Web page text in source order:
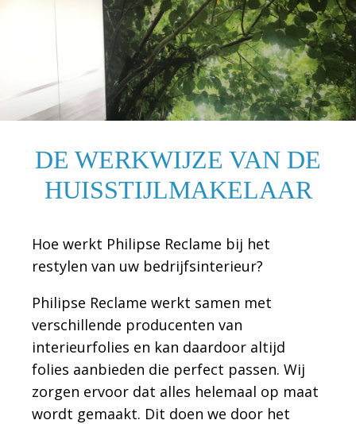
DE WERKWIJZE VAN DE
HUISSTIJLMAKELAAR
Hoe werkt Philipse Reclame bij het
restylen van uw bedrijfsinterieur?
Philipse Reclame werkt samen met
verschillende producenten van
interieurfolies en kan daardoor altijd
folies aanbieden die perfect passen. Wij
zorgen ervoor dat alles helemaal op maat
wordt gemaakt. Dit doen we door het